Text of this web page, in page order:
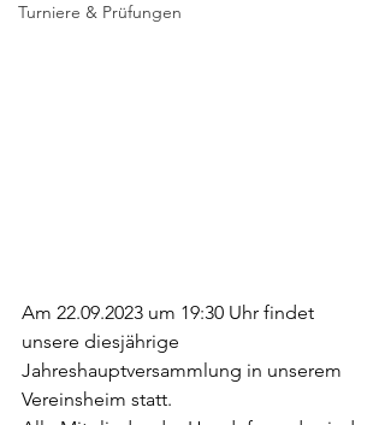
Turniere & Prüfungen
Am 22.09.2023 um 19:30 Uhr findet
unsere diesjährige
Jahreshauptversammlung in unserem
Vereinsheim statt.